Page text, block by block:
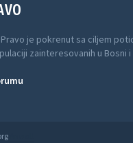
Pravo je pokrenut sa ciljem
zainteresovanih u Bosni